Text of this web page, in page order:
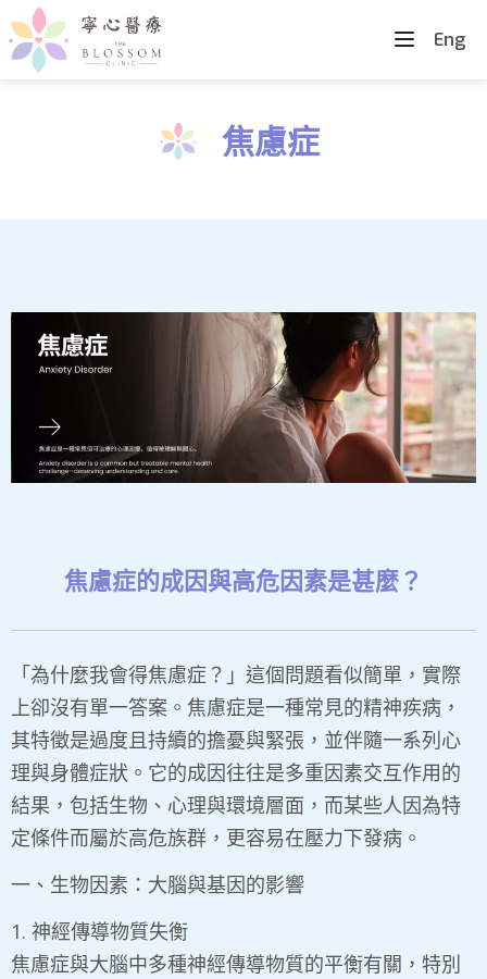
Eng
焦慮症
焦慮症的成因與高危因素是甚麼？
「為什麼我會得焦慮症？」這個問題看似簡單，實際
上卻沒有單一答案。焦慮症是一種常見的精神疾病，
其特徵是過度且持續的擔憂與緊張，並伴隨一系列心
理與身體症狀。它的成因往往是多重因素交互作用的
結果，包括生物、心理與環境層面，而某些人因為特
定條件而屬於高危族群，更容易在壓力下發病。
一、生物因素：大腦與基因的影響
​1. 神經傳導物質失衡
焦慮症與大腦中多種神經傳導物質的平衡有關，特別